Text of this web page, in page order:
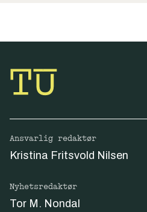
Ansvarlig redaktør
Kristina Fritsvold Nilsen
Nyhetsredaktør
Tor M. Nondal